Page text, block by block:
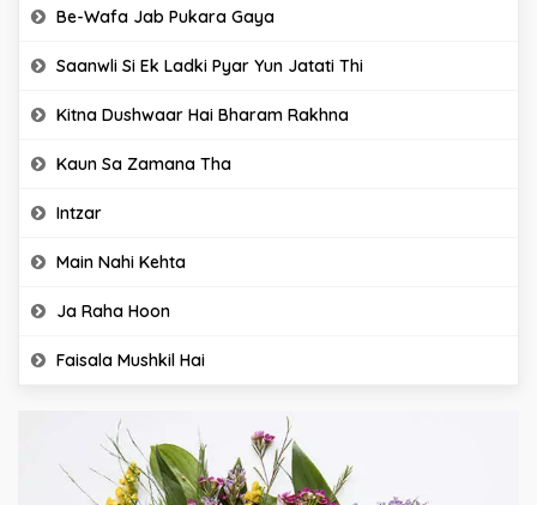
Be-Wafa Jab Pukara Gaya
Saanwli Si Ek Ladki Pyar Yun Jatati Thi
Kitna Dushwaar Hai Bharam Rakhna
Kaun Sa Zamana Tha
Intzar
Main Nahi Kehta
Ja Raha Hoon
Faisala Mushkil Hai